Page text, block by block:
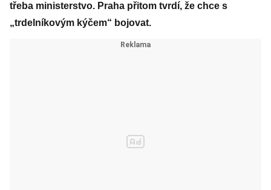
třeba ministerstvo. Praha přitom tvrdí, že chce s
„trdelníkovým kýčem“ bojovat.